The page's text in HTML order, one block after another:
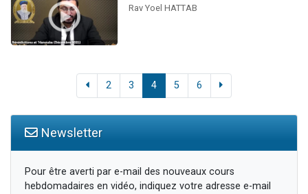
Rav Yoel HATTAB
2 3 4 5 6
Newsletter
Pour être averti par e-mail des nouveaux cours
hebdomadaires en vidéo, indiquez votre adresse e-mail